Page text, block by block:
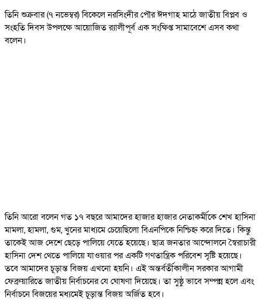
তিনি শুক্রবার (৭ নভেম্বর) বিকেলে নরসিংদীর পৌর ঈদগাহ মাঠে জাতীয় বিপ্লব ও
সংহতি দিবস উপলক্ষে আয়োজিত র‌্যালীপূর্ব এক সংক্ষিপ্ত সামাবেশে এসব কথা
বলেন।
তিনি আরো বলেন গত ১৭ বছরে আমাদের হাজার হাজার নেতাকর্মীকে শেখ হাসিনা
মামলা, হামলা, গুম, খুনের মাধ্যমে চেয়েছিলো বিএনপিকে নিশ্চিহ্ন করে দিতে। কিন্তু
তাকেই আজ দেশে ছেড়ে পালিয়ে যেতে হয়েছে। ছাত্র জনতার আন্দোলনে স্বৈরাচারী
হাসিনা দেশ থেতে পালিয়ে যাওয়ার পর একটি গণতান্ত্রিক পরিবেশ সৃষ্টি হয়েছে।
তবে আমাদের চূড়ান্ত বিজয় এখনো হয়নি। এই অন্তর্বর্তীকালীন সরকার আগামী
ফেব্রুয়ারিতে জাতীয় নির্বাচনের যে ঘোষণা দিয়েছে। তা সুষ্ঠু ভাবে সম্পন্ন হলে এবং
নির্বাচনে বিজয়ের মধ্যমেই চূড়ান্ত বিজয় অর্জিত হবে।